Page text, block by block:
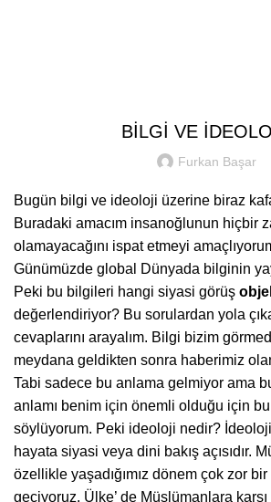
BİLGİ VE
Furkan Başar
Bugün bilgi ve ideoloji üzerine biraz
Buradaki amacım insanoğlunun hiçbir
olamayacağını ispat etmeyi
Günümüzde global Dünyada bilginin
Peki bu bilgileri hangi siyasi görüş
değerlendiriyor? Bu sorulardan yola
cevaplarını arayalım. Bilgi bizim
meydana geldikten sonra haberimiz
Tabi sadece bu anlama gelmiyor ama
anlamı benim için önemli olduğu için
söylüyorum. Peki ideoloji nedir? İdeoloji
hayata siyasi veya dini bakış açısıdır.
özellikle yaşadığımız dönem çok zor
geçiyoruz. Ülke’ de Müslümanlara